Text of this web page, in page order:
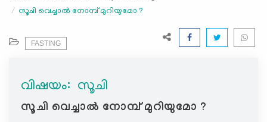
l
i
g
സൂചി വെച്ചാൽ നോമ്പ് മുറിയുമോ ?
FASTING
വിഷയം: ‍ സൂചി
സൂചി വെച്ചാൽ നോമ്പ് മുറിയുമോ ?